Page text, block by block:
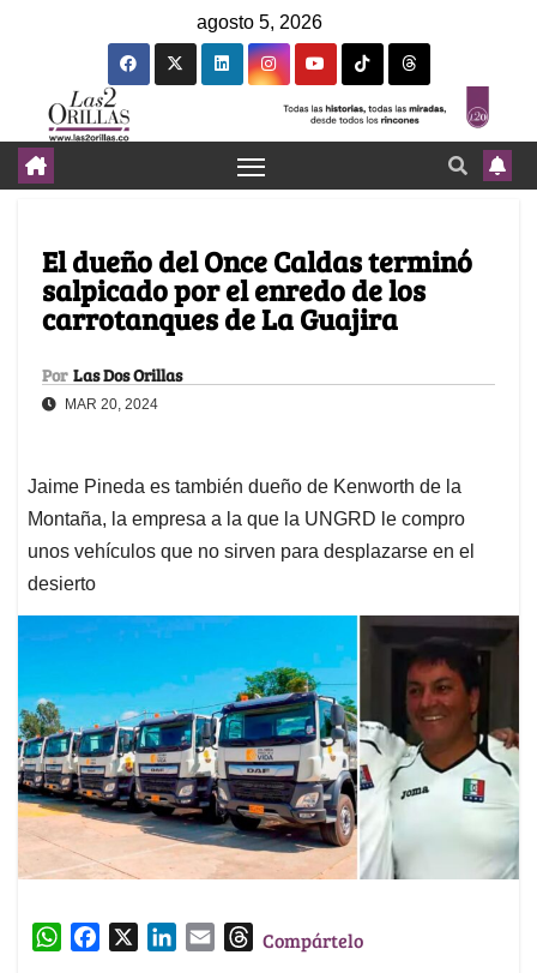
agosto 5, 2026
El dueño del Once Caldas terminó
salpicado por el enredo de los
carrotanques de La Guajira
Por Las Dos Orillas
MAR 20, 2024
Jaime Pineda es también dueño de Kenworth de la
Montaña, la empresa a la que la UNGRD le compro
unos vehículos que no sirven para desplazarse en el
desierto
W
TCompártelo